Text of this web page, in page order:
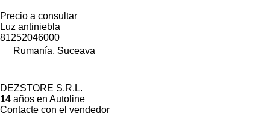
Precio a consultar
Luz antiniebla
81252046000
Rumanía, Suceava
DEZSTORE S.R.L.
14 años en Autoline
Contacte con el vendedor